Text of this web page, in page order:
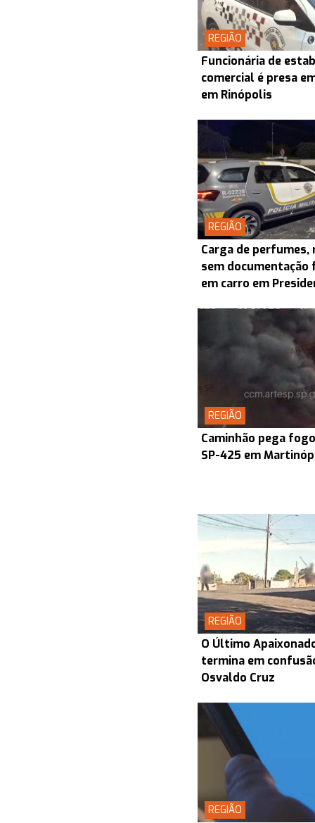
REGIÃO
Funcionária de
comercial é presa
em Rinópolis
REGIÃO
Carga de
sem documentação
em carro em
REGIÃO
Caminhão pega
SP-425 em
REGIÃO
O Último
termina em
Osvaldo Cruz
REGIÃO